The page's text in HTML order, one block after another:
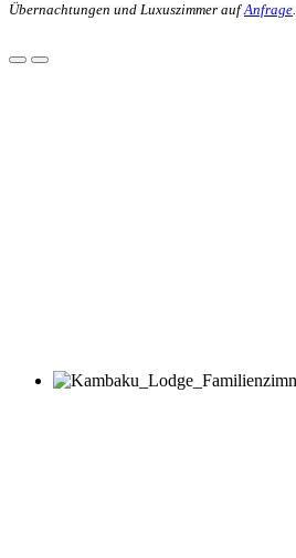
Übernachtungen und Luxuszimmer aufAnfrage.